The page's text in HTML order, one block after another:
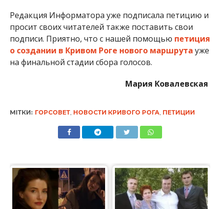
Редакция Информатора уже подписала петицию и
просит своих читателей также поставить свои
подписи. Приятно, что с нашей помощью петиция
о создании в Кривом Роге нового маршрута уже
на финальной стадии сбора голосов.
Мария Ковалевская
МІТКИ: ГОРСОВЕТ, НОВОСТИ КРИВОГО РОГА, ПЕТИЦИИ